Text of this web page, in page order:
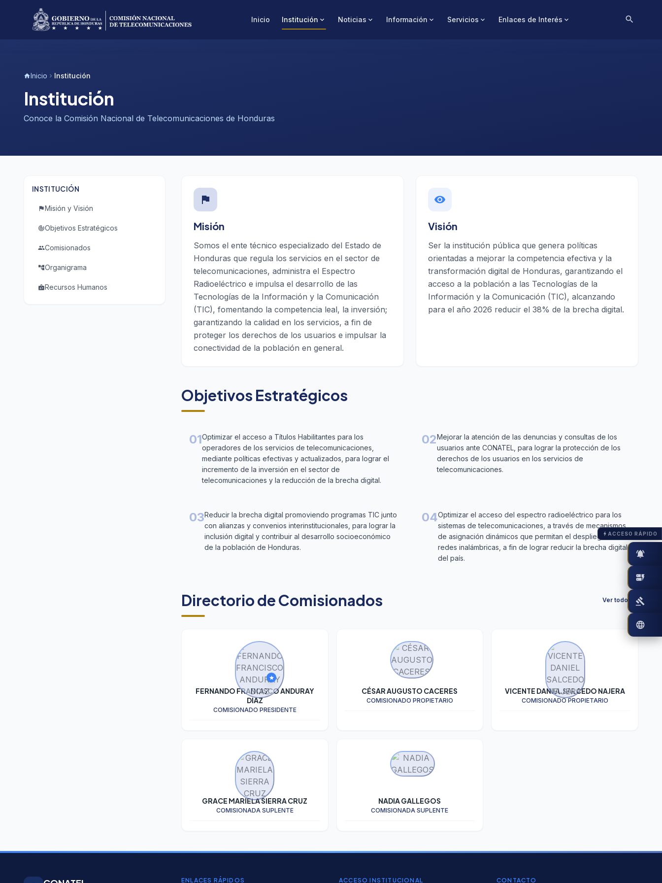
Inicio Institución expand_more Noticias expand_more Información expand_more Servicios expand_more Enlaces de Interés expand_more search
homeInicio chevron_right Institución
Institución
Conoce la Comisión Nacional de Telecomunicaciones de Honduras
INSTITUCIÓN
flagMisión y Visión
track_changesObjetivos Estratégicos
peopleComisionados
account_treeOrganigrama
badgeRecursos Humanos
flag
Misión
Somos el ente técnico especializado del Estado de
Honduras que regula los servicios en el sector de
telecomunicaciones, administra el Espectro
Radioeléctrico e impulsa el desarrollo de las
Tecnologías de la Información y la Comunicación
(TIC), fomentando la competencia leal, la inversión;
garantizando la calidad en los servicios, a fin de
proteger los derechos de los usuarios e impulsar la
conectividad de la población en general.
visibility
Visión
Ser la institución pública que genera políticas
orientadas a mejorar la competencia efectiva y la
transformación digital de Honduras, garantizando el
acceso a la población a las Tecnologías de la
Información y la Comunicación (TIC), alcanzando
para el año 2026 reducir el 38% de la brecha digital.
Objetivos Estratégicos
01Optimizar el acceso a Títulos Habilitantes para los
operadores de los servicios de telecomunicaciones,
mediante políticas efectivas y actualizados, para lograr el
incremento de la inversión en el sector de
telecomunicaciones y la reducción de la brecha digital.
02Mejorar la atención de las denuncias y consultas de los
usuarios ante CONATEL, para lograr la protección de los
derechos de los usuarios en los servicios de
telecomunicaciones.
03Reducir la brecha digital promoviendo programas TIC junto
con alianzas y convenios interinstitucionales, para lograr la
inclusión digital y contribuir al desarrollo socioeconómico
de la población de Honduras.
04Optimizar el acceso del espectro radioeléctrico para los
sistemas de telecomunicaciones, a través de mecanismos
de asignación dinámicos que permitan el despliegue de
redes inalámbricas, a fin de lograr reducir la brecha digital
del país.
Directorio de Comisionados Ver todos arrow_forward
star
FERNANDO FRANCISCO ANDURAY
DIAZ
COMISIONADO PRESIDENTE
CÉSAR AUGUSTO CACERES
COMISIONADO PROPIETARIO
VICENTE DANIEL SALCEDO NAJERA
COMISIONADO PROPIETARIO
GRACE MARIELA SIERRA CRUZ
COMISIONADA SUPLENTE
NADIA GALLEGOS
COMISIONADA SUPLENTE
ENLACES RÁPIDOS ACCESO INSTITUCIONAL CONTACTO
bolt ACCESO RÁPIDO
notifications_active
dynamic_form
gavel
language